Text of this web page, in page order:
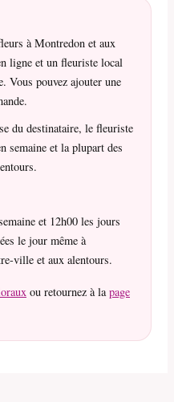
à Montredon et aux
ligne et un fleuriste local
Vous pouvez ajouter une
du destinataire, le fleuriste
semaine et la plupart des
et 12h00 les jours
le jour même à
ville et aux alentours.
ou retournez à lapage